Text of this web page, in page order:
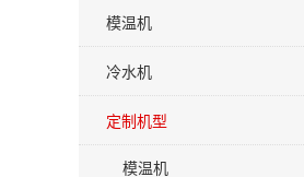
模温机
冷水机
定制机型
模温机